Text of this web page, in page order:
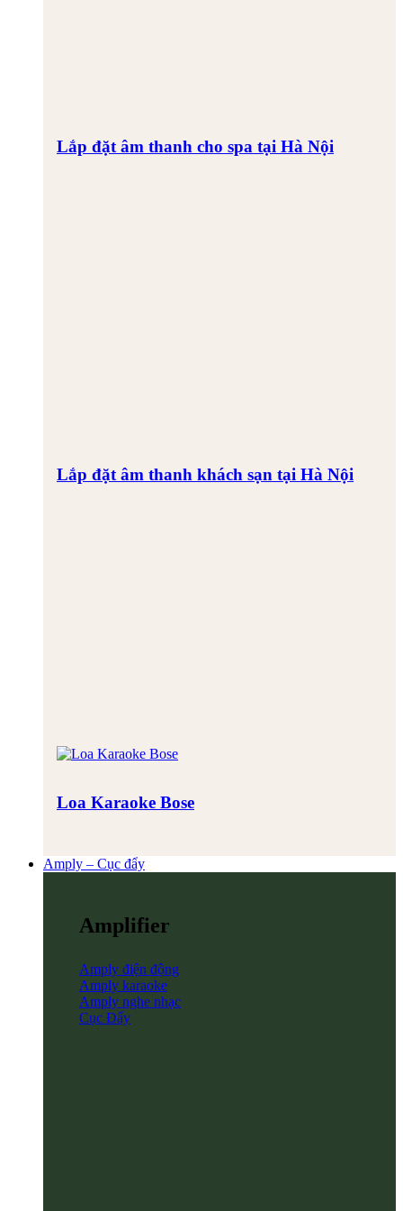
Lắp đặt âm thanh cho spa tại Hà Nội
Lắp đặt âm thanh khách sạn tại Hà Nội
Loa Karaoke Bose
Amply – Cục đẩy
Amplifier
Amply điện động
Amply karaoke
Amply nghe nhạc
Cục Đẩy